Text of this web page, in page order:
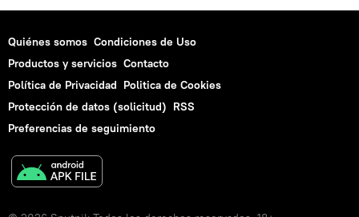
Quiénes somos Condiciones de Uso
Productos y servicios Contacto
Política de Privacidad Politica de Cookies
Protección de datos (solicitud) RSS
Preferencias de seguimiento